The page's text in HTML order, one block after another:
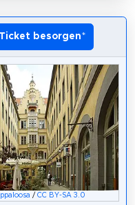
Ticket besorgen*
/ CC BY-SA 3.0